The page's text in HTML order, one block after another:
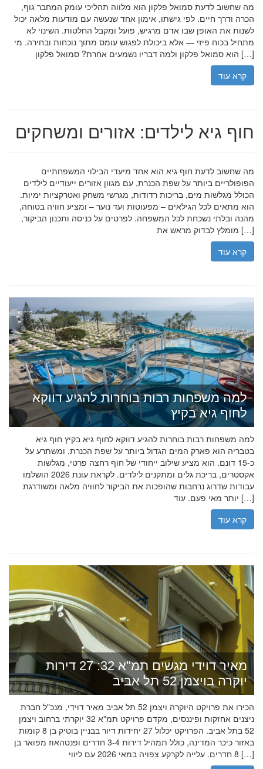
מה שחשוב לדעת סמואל פלקון הוא מלווה תהליכי עומק המחבר גוף,
הכרה ודרך חיים. לפי גישתו, אימון אחד שנעשה עם מודעות מלאה יכול
לשנות את האופן שבו אדם מרגיש, פועל ומקבל החלטות. השינוי לא
מתחיל בכוח פיזי — אלא ביכולת לפגוש עומס מתוך נוכחות ובחירה. מי
הוא סמואל פלקון ולמה דבריו נשמעים אחרת? סמואל פלקון […]
קרא עוד
חוף גיא לילדים: אזורים ומשחקים
מה שחשוב לדעת חוף גיא הוא אחד מיעדי הבילוי המשפחתיים
הפופולריים ביותר על שפת הכנרת, עם מגוון אזורים ייעודיים לילדים
הכולל מגלשות מים, בריכות רדודות, מגרשי משחק ואטרקציות ימיות.
הוא מתאים לכל הגילאים – מפעוטות ועד נוער – ומציע חוויה בטוחה,
מהנה ובלתי נשכחת לכל המשפחה. לפרטים על כניסה ותכנון הביקור,
מומלץ לבדוק מראש את […]
קרא עוד
למה משפחות רבות בוחרות להגיע דווקא
לחוף גיא בקיץ
למה משפחות רבות בוחרות להגיע דווקא לחוף גיא בקיץ חוף גיא
בטבריה הוא פארק המים הגדול ביותר על שפת הכנרת, ומשתרע על
כ-15 דונם. הוא מציע שילוב ייחודי של חוף רחצה פרטי, מגלשות
אקסטרים, בריכת גלים ומתקנים לילדים. לקראת עונת 2026 הושלמו
עבודות שדרוג נרחבות שהופכות את הביקור לחוויה מלאה ומשודרגת
יותר מאי פעם. עוד […]
קרא עוד
מאיר דוידי מגשים תמ"א 32: 27 דירות
יוקרה בויצמן 52 תל אביב
הכירו את פרויקט היוקרה ויצמן 52 תל אביב מאיר דוידי, מנכ"ל חברת
ניצנים אחזקות ופיננסים, מקדם פרויקט תמ"א 32 יוקרתי ברחוב ויצמן
52 בתל אביב. הפרויקט יכלול 27 יחידות דיור בבניין בוטיק בן 8 קומות
באזור כיכר המדינה, כולל תמהיל דירות 3-4 חדרים ופנטהאוז מפואר בן
8 חדרים. עלייה לקרקע צפויה במאי 2026 עם ליווי […]